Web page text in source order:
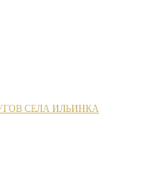
СЕЛА ИЛЬИНКА